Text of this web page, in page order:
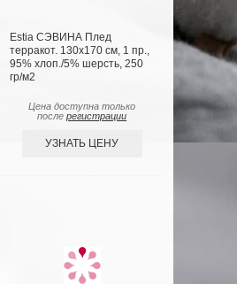
Estia СЭВИНА Плед
терракот. 130х170 см, 1 пр.,
95% хлоп./5% шерсть, 250
гр/м2
Цена доступна только
послерегистрации
УЗНАТЬ ЦЕНУ